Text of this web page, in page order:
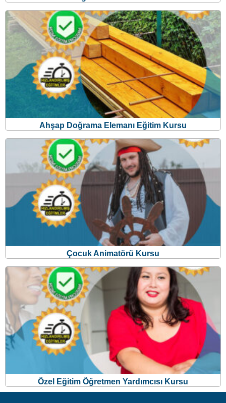
Ahşap Doğrama Elemanı Eğitim Kursu
Çocuk Animatörü Kursu
Özel Eğitim Öğretmen Yardımcısı Kursu